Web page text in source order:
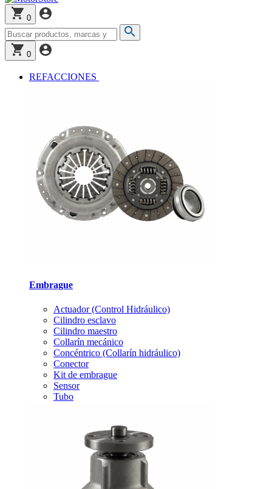
0
0
REFACCIONES
Embrague
Actuador (Control Hidráulico)
Cilindro esclavo
Cilindro maestro
Collarín mecánico
Concéntrico (Collarín hidráulico)
Conector
Kit de embrague
Sensor
Tubo